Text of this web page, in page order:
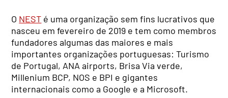
O NEST é uma organização sem fins lucrativos que
nasceu em fevereiro de 2019 e tem como membros
fundadores algumas das maiores e mais
importantes organizações portuguesas: Turismo
de Portugal, ANA airports, Brisa Via verde,
Millenium BCP, NOS e BPI e gigantes
internacionais como a Google e a Microsoft.